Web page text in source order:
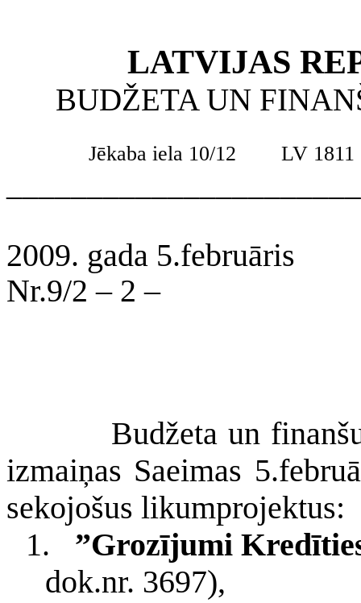
LATVIJAS
BUDŽETA UN
Jēkaba iela 10/12 LV 1811
2009. gada 5.februāris
Nr.9/2 – 2 –
Budžeta un
izmaiņas Saeimas
sekojošus likumprojektus:
1.
”Grozījumi
dok.nr. 3697),